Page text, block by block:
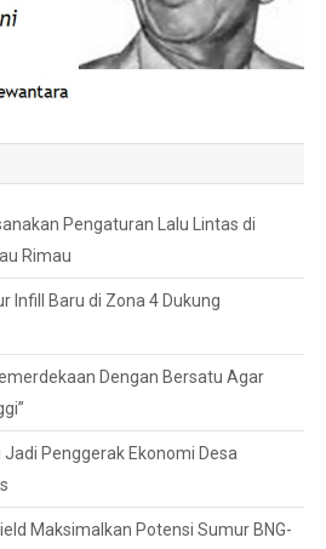
Pengaturan Lalu Lintas di
Rimau
Infill Baru di Zona 4 Dukung
Dengan Bersatu Agar
Penggerak Ekonomi Desa
Maksimalkan Potensi Sumur BNG-